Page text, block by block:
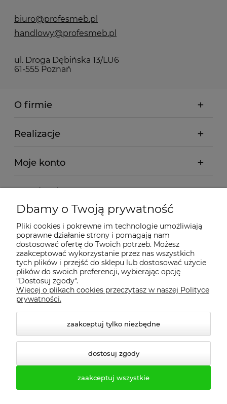
biuro@profesmeb.pl
handlowy@profesmeb.pl
ul. Droga Dębińska 13/LU6
61-555 Poznań
O firmie
Realizacje
Moje konto
Regulamin
Dostawa - realizacja
Gwarancja i zwroty
Pomoc
© 2026 profesmeb.pl. Wszelkie prawa zastrzeżone.
Dbamy o Twoją prywatność
Pliki cookies i pokrewne im technologie umożliwiają
poprawne działanie strony i pomagają nam
dostosować ofertę do Twoich potrzeb. Możesz
zaakceptować wykorzystanie przez nas wszystkich
tych plików i przejść do sklepu lub dostosować użycie
plików do swoich preferencji, wybierając opcję
"Dostosuj zgody".
Więcej o plikach cookies przeczytasz w naszej Polityce
prywatności.
zaakceptuj tylko niezbędne
dostosuj zgody
zaakceptuj wszystkie